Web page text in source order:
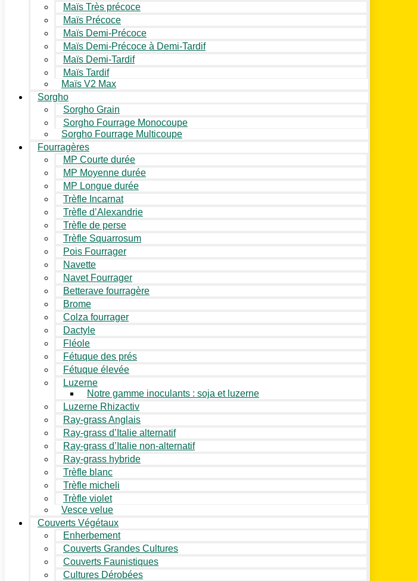
Maïs Très précoce
Maïs Précoce
Maïs Demi-Précoce
Maïs Demi-Précoce à Demi-Tardif
Maïs Demi-Tardif
Maïs Tardif
Maïs V2 Max
Sorgho
Sorgho Grain
Sorgho Fourrage Monocoupe
Sorgho Fourrage Multicoupe
Fourragères
MP Courte durée
MP Moyenne durée
MP Longue durée
Trèfle Incarnat
Trèfle d’Alexandrie
Trèfle de perse
Trèfle Squarrosum
Pois Fourrager
Navette
Navet Fourrager
Betterave fourragère
Brome
Colza fourrager
Dactyle
Fléole
Fétuque des prés
Fétuque élevée
Luzerne
Notre gamme inoculants : soja et luzerne
Luzerne Rhizactiv
Ray-grass Anglais
Ray-grass d’Italie alternatif
Ray-grass d’Italie non-alternatif
Ray-grass hybride
Trèfle blanc
Trèfle micheli
Trèfle violet
Vesce velue
Couverts Végétaux
Enherbement
Couverts Grandes Cultures
Couverts Faunistiques
Cultures Dérobées